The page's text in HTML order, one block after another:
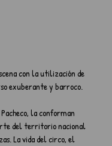
con la utilización de
exuberante y barroco.
la conforman
del territorio nacional
La vida del circo, el